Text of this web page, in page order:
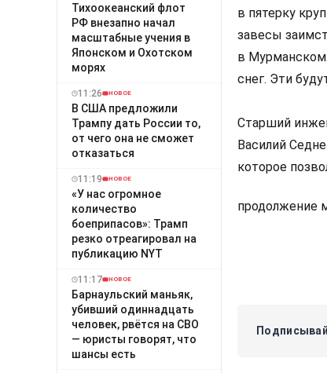
Тихоокеанский флот
РФ внезапно начал
масштабные учения в
Японском и Охотском
морях
11:26 НОВОЕ
В США предложили
Трампу дать России то,
от чего она не сможет
отказаться
11:19 НОВОЕ
«У нас огромное
количество
боеприпасов»: Трамп
резко отреагировал на
публикацию NYT
11:17 НОВОЕ
Барнаульский маньяк,
убивший одиннадцать
человек, рвётся на СВО
— юристы говорят, что
шансы есть
в пятерку
завесы
в
снег. Эти
Старший
Василий
которое
продолжение